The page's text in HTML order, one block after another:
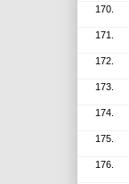
170.
171.
172.
173.
174.
175.
176.